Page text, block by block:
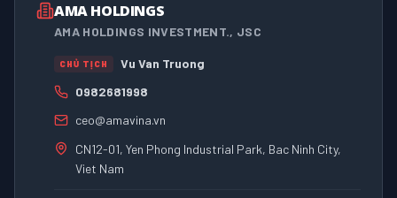
AMA HOLDINGS
AMA HOLDINGS INVESTMENT., JSC
CHỦ TỊCH
Vu Van Truong
0982681998
ceo@amavina.vn
CN12-01, Yen Phong Industrial Park, Bac Ninh City,
Viet Nam